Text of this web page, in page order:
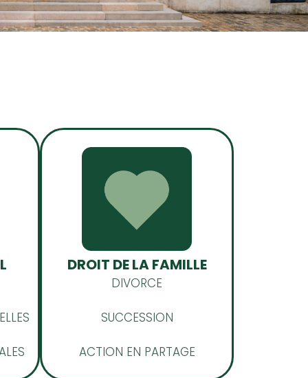
DROIT DE LA FAMILLE
DIVORCE
SUCCESSION
ACTION EN PARTAGE